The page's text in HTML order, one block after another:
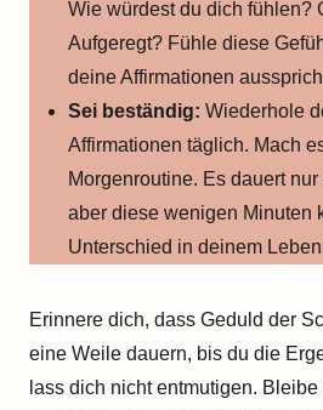
Wie würdest du dich fühlen?
Aufgeregt? Fühle diese
deine Affirmationen
Sei beständig: Wiederhole
Affirmationen täglich. Mach
Morgenroutine. Es dauert
aber diese wenigen Minuten
Unterschied in deinem
Erinnere dich, dass Geduld der
eine Weile dauern, bis du die
lass dich nicht entmutigen.